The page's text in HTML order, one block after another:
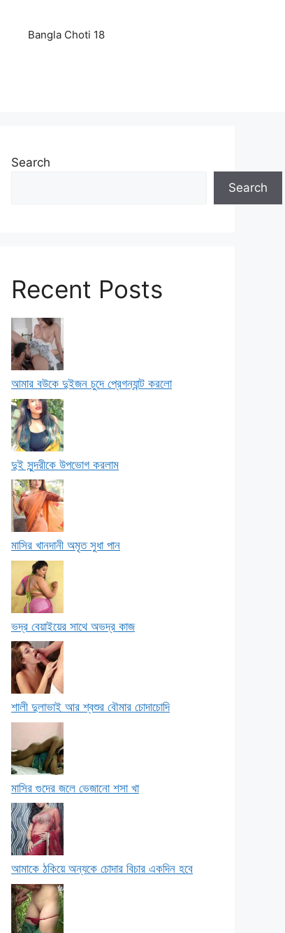
Bangla Choti 18
Search
Search
Recent Posts
আমার বউকে দুইজন চুদে প্রেগন্যান্ট করলো
দুই সুন্দরীকে উপভোগ করলাম
মাসির খানদানী অমৃত সুধা পান
ভদ্র বেয়াইয়ের সাথে অভদ্র কাজ
শালী দুলাভাই আর শ্বশুর বৌমার চোদাচোদি
মাসির গুদের জলে ভেজানো শসা খা
আমাকে ঠকিয়ে অন্যকে চোদার বিচার একদিন হবে